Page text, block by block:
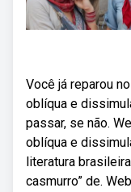
Você já reparou
oblíqua e
passar, se não.
oblíqua e
literatura
casmurro” de.